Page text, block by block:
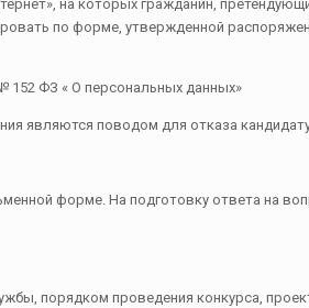
на которых гражданин,
по форме, утвержденной
ФЗ « О персональных данных»
являются поводом для отказа кандидату
форме. На подготовку ответа на
порядком проведения конкурса,